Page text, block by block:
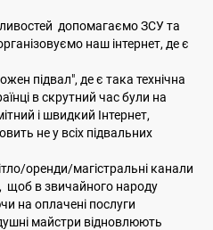
допомагаємо ЗСУ та
наш інтернет, де є
підвал", де є така технічна
в скрутний час були на
і швидкий Інтернет,
не у всіх підвальних
оренди/магістральні канали
щоб в звичайного народу
на оплачені послуги
майстри відновлюють